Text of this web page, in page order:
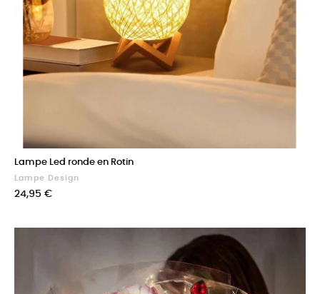
Lampe Led ronde en Rotin
Lampe Design
Prix
24,95 €